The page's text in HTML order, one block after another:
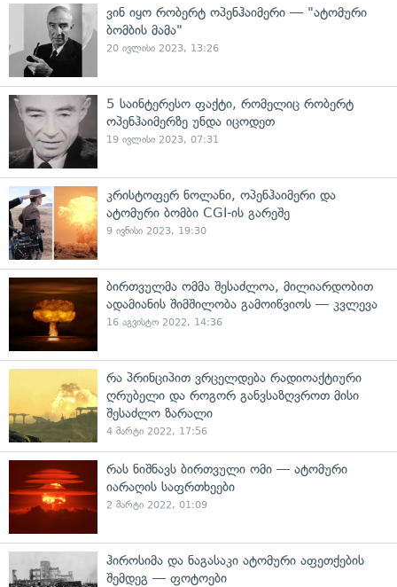
ვინ იყო რობერტ ოპენჰაიმერი — "ატომური
ბომბის მამა"
20 ივლისი 2023, 13:26
5 საინტერესო ფაქტი, რომელიც რობერტ
ოპენჰაიმერზე უნდა იცოდეთ
19 ივლისი 2023, 07:31
კრისტოფერ ნოლანი, ოპენჰაიმერი და
ატომური ბომბი CGI-ის გარეშე
9 ივნისი 2023, 19:30
ბირთვულმა ომმა შესაძლოა, მილიარდობით
ადამიანის შიმშილობა გამოიწვიოს — კვლევა
16 აგვისტო 2022, 14:36
რა პრინციპით ვრცელდება რადიოაქტიური
ღრუბელი და როგორ განვსაზღვროთ მისი
შესაძლო ზარალი
4 მარტი 2022, 17:56
რას ნიშნავს ბირთვული ომი — ატომური
იარაღის საფრთხეები
2 მარტი 2022, 01:09
ჰიროსიმა და ნაგასაკი ატომური აფეთქების
შემდეგ — ფოტოები